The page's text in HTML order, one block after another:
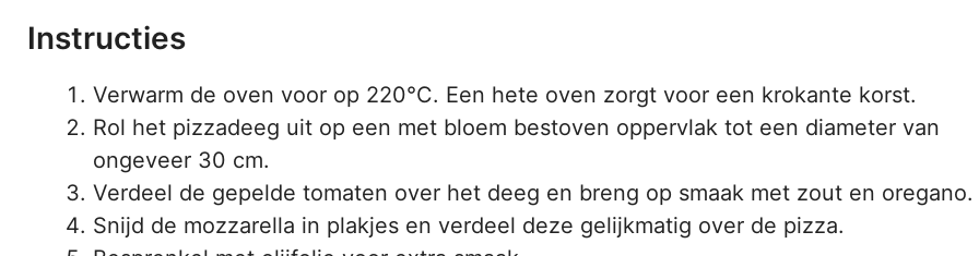
Instructies
Verwarm de oven voor op 220°C. Een hete oven zorgt voor een krokante korst.
Rol het pizzadeeg uit op een met bloem bestoven oppervlak tot een diameter van
ongeveer 30 cm.
Verdeel de gepelde tomaten over het deeg en breng op smaak met zout en oregano.
Snijd de mozzarella in plakjes en verdeel deze gelijkmatig over de pizza.